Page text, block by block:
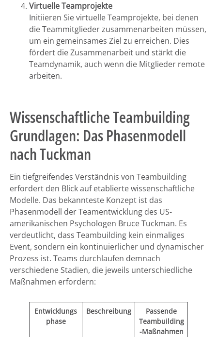
Virtuelle Teamprojekte
Initiieren Sie virtuelle Teamprojekte, bei denen
die Teammitglieder zusammenarbeiten müssen,
um ein gemeinsames Ziel zu erreichen. Dies
fördert die Zusammenarbeit und stärkt die
Teamdynamik, auch wenn die Mitglieder remote
arbeiten.
Wissenschaftliche Teambuilding
Grundlagen: Das Phasenmodell
nach Tuckman
Ein tiefgreifendes Verständnis von Teambuilding
erfordert den Blick auf etablierte wissenschaftliche
Modelle. Das bekannteste Konzept ist das
Phasenmodell der Teamentwicklung des US-
amerikanischen Psychologen Bruce Tuckman. Es
verdeutlicht, dass Teambuilding kein einmaliges
Event, sondern ein kontinuierlicher und dynamischer
Prozess ist. Teams durchlaufen demnach
verschiedene Stadien, die jeweils unterschiedliche
Maßnahmen erfordern:
Entwicklungs
phase
Beschreibung
Passende
Teambuilding
-Maßnahmen